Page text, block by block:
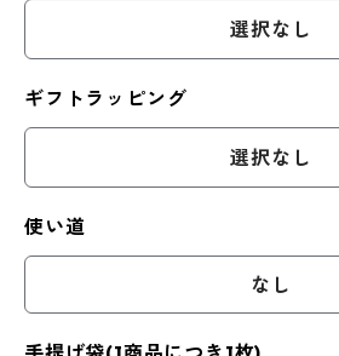
選択なし
ギフトラッピング
選択なし
使い道
なし